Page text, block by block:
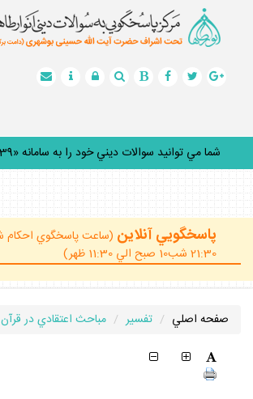
شما مي توانيد سوالات ديني خود را به سامانه «30001939» پيامك
پاسخگويي آنلاين
21:30 شب10 صبح الي 11:30 ظهر)
صفحه اصلي تفسير مباحث اعتقادي در قرآن